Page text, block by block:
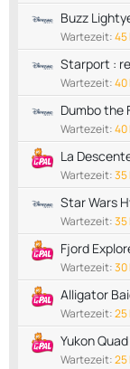
Buzz
Wartezeit:45
Starport :
Wartezeit:40
Dumbo the
Wartezeit:40
La
Wartezeit:35
Star Wars
Wartezeit:35
Fjord
Wartezeit:30
Alligator
Wartezeit:25
Yukon Quad
Wartezeit:25